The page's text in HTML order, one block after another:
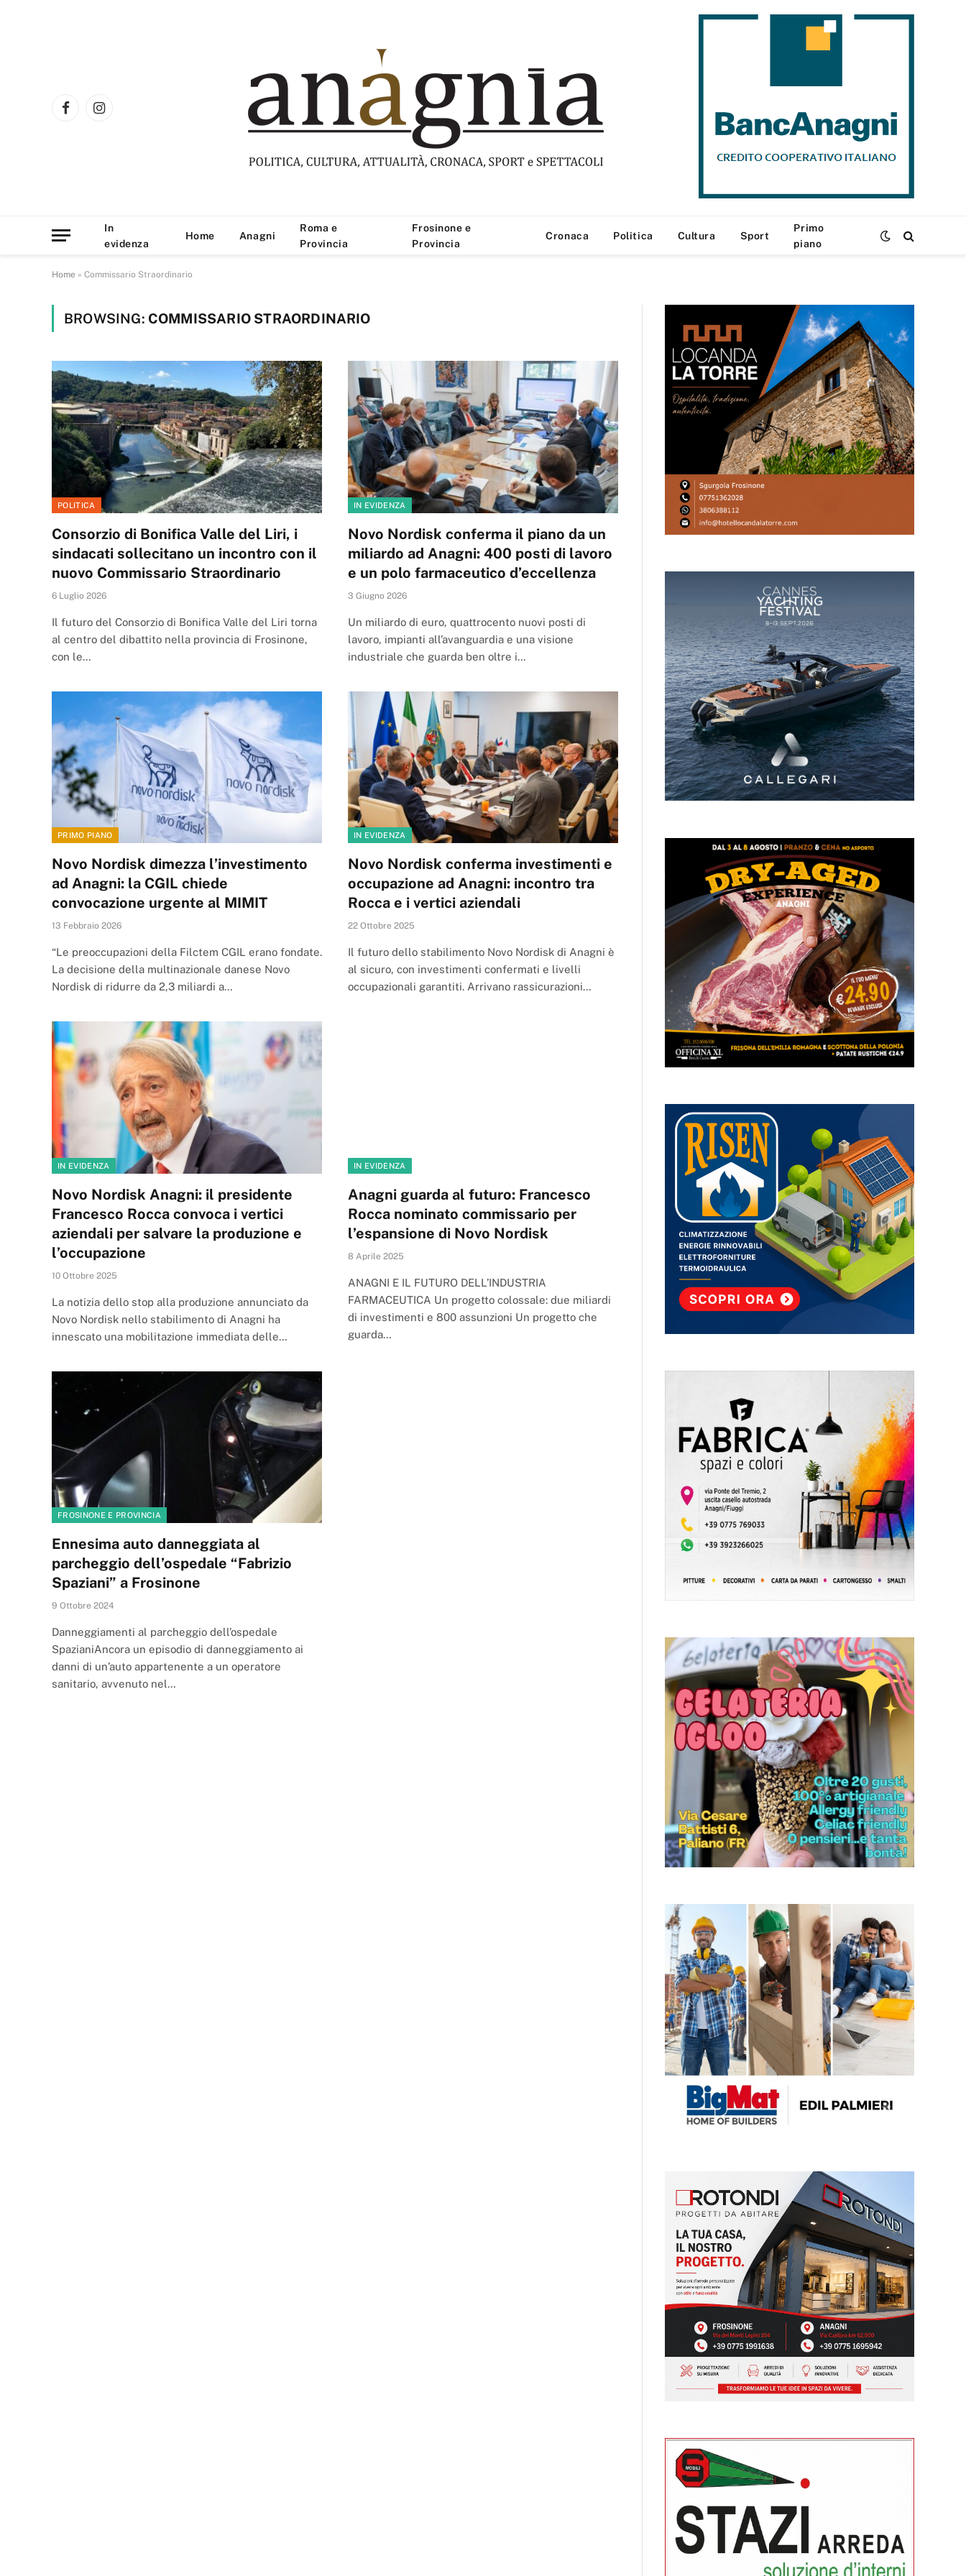
FacebookInstagram
In
evidenza
Home Anagni
Roma e
Provincia
Frosinone e
Provincia
Cronaca Politica Cultura Sport
Primo
piano
Home » Commissario Straordinario
BROWSING: COMMISSARIO STRAORDINARIO
POLITICA
Consorzio di Bonifica Valle del Liri, i
sindacati sollecitano un incontro con il
nuovo Commissario Straordinario
6 Luglio 2026
Il futuro del Consorzio di Bonifica Valle del Liri torna
al centro del dibattito nella provincia di Frosinone,
con le…
IN EVIDENZA
Novo Nordisk conferma il piano da un
miliardo ad Anagni: 400 posti di lavoro
e un polo farmaceutico d’eccellenza
3 Giugno 2026
Un miliardo di euro, quattrocento nuovi posti di
lavoro, impianti all’avanguardia e una visione
industriale che guarda ben oltre i…
PRIMO PIANO
Novo Nordisk dimezza l’investimento
ad Anagni: la CGIL chiede
convocazione urgente al MIMIT
13 Febbraio 2026
“Le preoccupazioni della Filctem CGIL erano fondate.
La decisione della multinazionale danese Novo
Nordisk di ridurre da 2,3 miliardi a…
IN EVIDENZA
Novo Nordisk conferma investimenti e
occupazione ad Anagni: incontro tra
Rocca e i vertici aziendali
22 Ottobre 2025
Il futuro dello stabilimento Novo Nordisk di Anagni è
al sicuro, con investimenti confermati e livelli
occupazionali garantiti. Arrivano rassicurazioni…
IN EVIDENZA
Novo Nordisk Anagni: il presidente
Francesco Rocca convoca i vertici
aziendali per salvare la produzione e
l’occupazione
10 Ottobre 2025
La notizia dello stop alla produzione annunciato da
Novo Nordisk nello stabilimento di Anagni ha
innescato una mobilitazione immediata delle…
IN EVIDENZA
Anagni guarda al futuro: Francesco
Rocca nominato commissario per
l’espansione di Novo Nordisk
8 Aprile 2025
ANAGNI E IL FUTURO DELL’INDUSTRIA
FARMACEUTICA Un progetto colossale: due miliardi
di investimenti e 800 assunzioni Un progetto che
guarda…
FROSINONE E PROVINCIA
Ennesima auto danneggiata al
parcheggio dell’ospedale “Fabrizio
Spaziani” a Frosinone
9 Ottobre 2024
Danneggiamenti al parcheggio dell’ospedale
SpazianiAncora un episodio di danneggiamento ai
danni di un’auto appartenente a un operatore
sanitario, avvenuto nel…